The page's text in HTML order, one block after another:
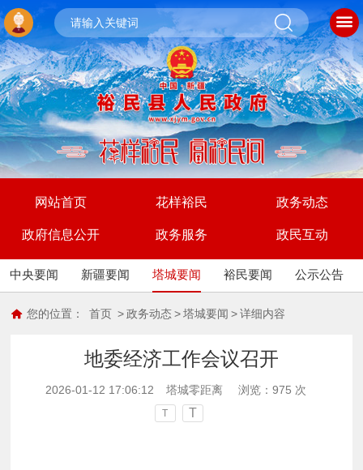
网站首页 花样裕民 政务动态
政府信息公开 政务服务 政民互动
中央要闻 新疆要闻 塔城要闻 裕民要闻 公示公告
您的位置： 首页 > 政务动态 > 塔城要闻 > 详细内容
地委经济工作会议召开
2026-01-12 17:06:12 塔城零距离 浏览： 975 次
T T